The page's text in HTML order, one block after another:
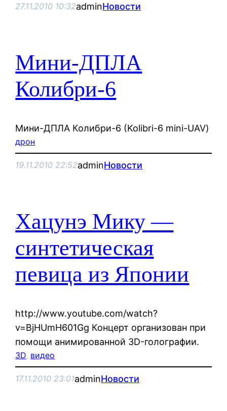
27.11.2010 10:32adminНовости
Мини-ДПЛА
Колибри-6
Мини-ДПЛА Колибри-6 (Kolibri-6 mini-UAV)
дрон
19.11.2010 22:52adminНовости
Хацунэ Мику —
синтетическая
певица из Японии
http://www.youtube.com/watch?
v=BjHUmH601Gg Концерт организован при
помощи анимированной 3D-голографии.
3D, видео
17.11.2010 23:01adminНовости